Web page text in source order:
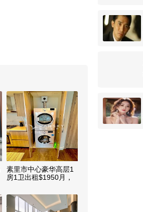
素里市中心豪华高层1
房1卫出租$1950月，